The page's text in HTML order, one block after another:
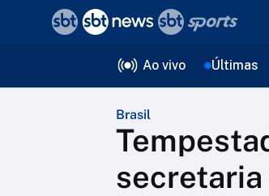
Ao vivo Últimas
Brasil
secretaria
voltar
Editorias